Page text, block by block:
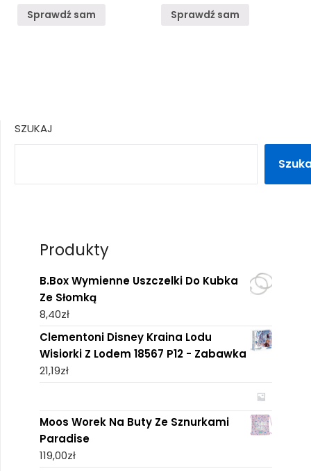
Sprawdź sam Sprawdź sam
SZUKAJ
Produkty
B.Box Wymienne Uszczelki Do Kubka
Ze Słomką
8,40zł
Clementoni Disney Kraina Lodu
Wisiorki Z Lodem 18567 P12 - Zabawka
21,19zł
Moos Worek Na Buty Ze Sznurkami
Paradise
119,00zł